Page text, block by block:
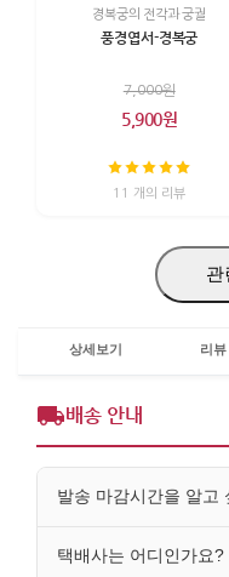
경복궁의 전각과 궁궐
풍경엽서-경복궁
7,000원
5,900원
11 개의 리뷰
관
상세보기 리뷰
배송 안내
발송 마감시간을 알고
택배사는 어디인가요?